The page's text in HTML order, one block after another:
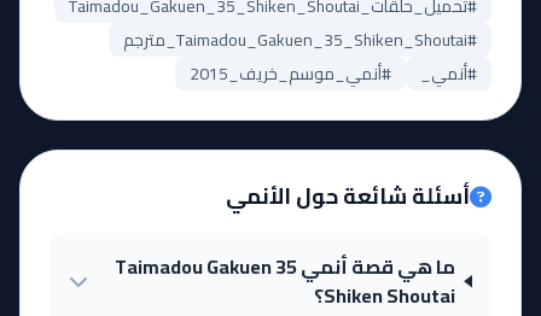
#تحميل_حلقات_Taimadou_Gakuen_35_Shiken_Shoutai
#Taimadou_Gakuen_35_Shiken_Shoutai_مترجم
#أنمي_
#أنمي_موسم_خريف_2015
أسئلة شائعة حول الأنمي
ما هي قصة أنمي Taimadou Gakuen 35
Shiken Shoutai؟